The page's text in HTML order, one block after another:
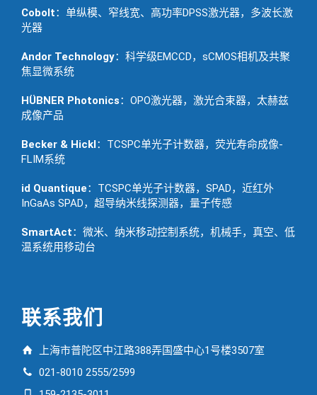
Cobolt：单纵模、窄线宽、高功率DPSS激光器，多波长激
光器
Andor Technology：科学级EMCCD，sCMOS相机及共聚
焦显微系统
HÜBNER Photonics：OPO激光器，激光合束器，太赫兹
成像产品
Becker & Hickl：TCSPC单光子计数器，荧光寿命成像-
FLIM系统
id Quantique：TCSPC单光子计数器，SPAD，近红外
InGaAs SPAD，超导纳米线探测器，量子传感
SmartAct：微米、纳米移动控制系统，机械手，真空、低
温系统用移动台
联系我们
上海市普陀区中江路388弄国盛中心1号楼3507室
021-8010 2555/2599